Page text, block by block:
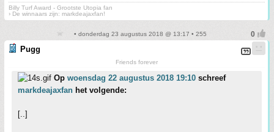
Billy Turf Award - Grootste Utopia fan
› De winnaars zijn: markdeajaxfan!
• donderdag 23 augustus 2018 @ 13:17 • 255
Pugg
Friends forever
Op woensdag 22 augustus 2018 19:10 schreef
markdeajaxfan het volgende:
[..]